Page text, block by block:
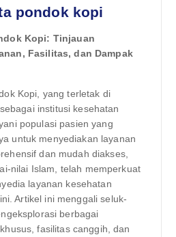
pondok kopi
Kopi: Tinjauan
Fasilitas, dan Dampak
Kopi, yang terletak di
institusi kesehatan
populasi pasien yang
untuk menyediakan layanan
dan mudah diakses,
nilai Islam, telah memperkuat
layanan kesehatan
Artikel ini menggali seluk-
berbagai
fasilitas canggih, dan